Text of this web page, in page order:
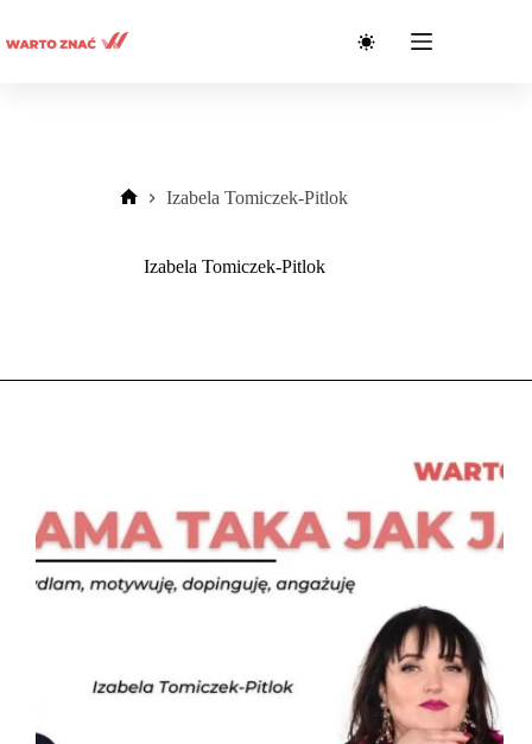
treści
Izabela Tomiczek-Pitlok
Izabela Tomiczek-Pitlok